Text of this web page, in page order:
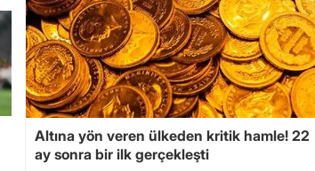
Altına yön veren ülkeden kritik hamle! 22
ay sonra bir ilk gerçekleşti